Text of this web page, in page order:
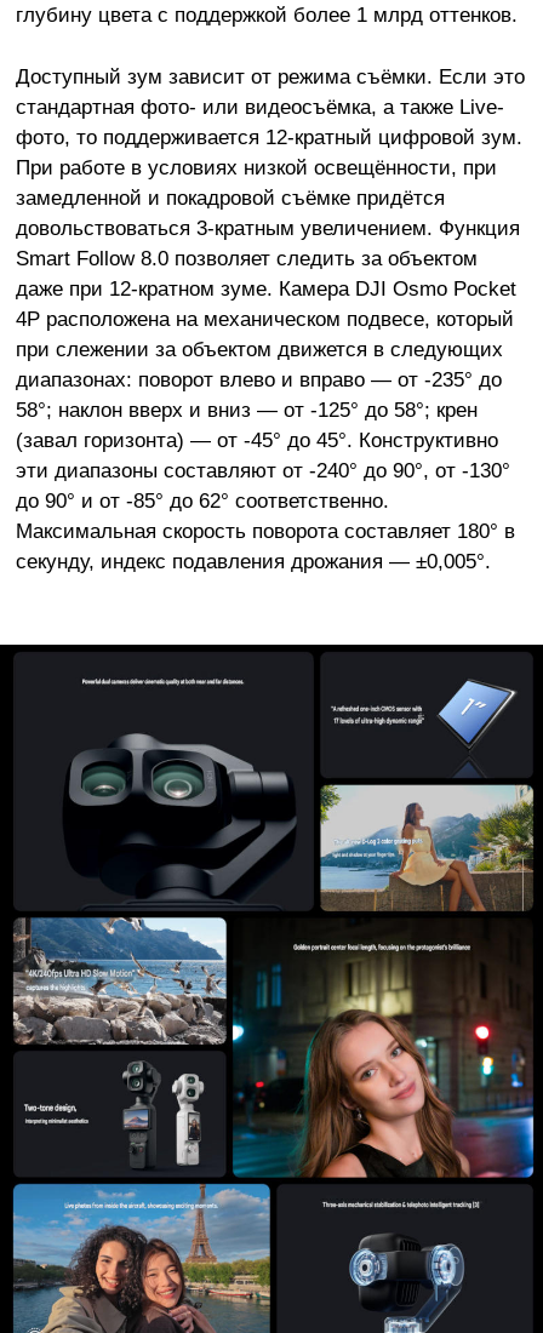
глубину цвета с поддержкой более 1 млрд оттенков.
Доступный зум зависит от режима съёмки. Если это
стандартная фото- или видеосъёмка, а также Live-
фото, то поддерживается 12-кратный цифровой зум.
При работе в условиях низкой освещённости, при
замедленной и покадровой съёмке придётся
довольствоваться 3-кратным увеличением. Функция
Smart Follow 8.0 позволяет следить за объектом
даже при 12-кратном зуме. Камера DJI Osmo Pocket
4P расположена на механическом подвесе, который
при слежении за объектом движется в следующих
диапазонах: поворот влево и вправо — от -235° до
58°; наклон вверх и вниз — от -125° до 58°; крен
(завал горизонта) — от -45° до 45°. Конструктивно
эти диапазоны составляют от -240° до 90°, от -130°
до 90° и от -85° до 62° соответственно.
Максимальная скорость поворота составляет 180° в
секунду, индекс подавления дрожания — ±0,005°.